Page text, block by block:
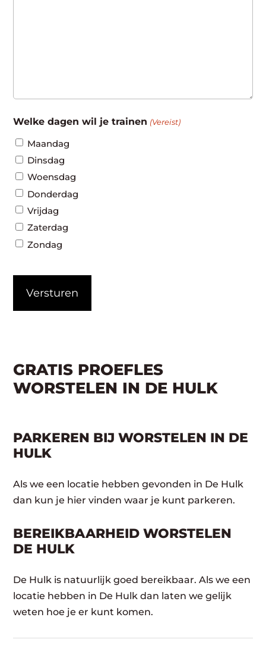
Welke dagen wil je trainen (Vereist)
Maandag
Dinsdag
Woensdag
Donderdag
Vrijdag
Zaterdag
Zondag
GRATIS PROEFLES
WORSTELEN IN DE HULK
PARKEREN BIJ WORSTELEN IN DE
HULK
Als we een locatie hebben gevonden in De Hulk
dan kun je hier vinden waar je kunt parkeren.
BEREIKBAARHEID WORSTELEN
DE HULK
De Hulk is natuurlijk goed bereikbaar. Als we een
locatie hebben in De Hulk dan laten we gelijk
weten hoe je er kunt komen.